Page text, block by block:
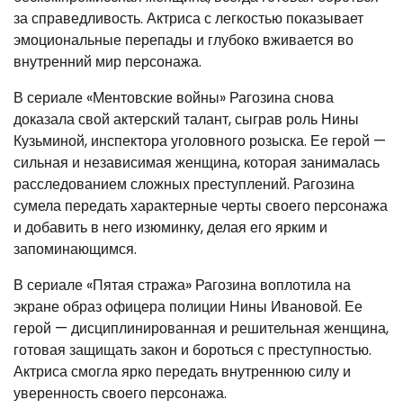
за справедливость. Актриса с легкостью показывает
эмоциональные перепады и глубоко вживается во
внутренний мир персонажа.
В сериале «Ментовские войны» Рагозина снова
доказала свой актерский талант, сыграв роль Нины
Кузьминой, инспектора уголовного розыска. Ее герой —
сильная и независимая женщина, которая занималась
расследованием сложных преступлений. Рагозина
сумела передать характерные черты своего персонажа
и добавить в него изюминку, делая его ярким и
запоминающимся.
В сериале «Пятая стража» Рагозина воплотила на
экране образ офицера полиции Нины Ивановой. Ее
герой — дисциплинированная и решительная женщина,
готовая защищать закон и бороться с преступностью.
Актриса смогла ярко передать внутреннюю силу и
уверенность своего персонажа.